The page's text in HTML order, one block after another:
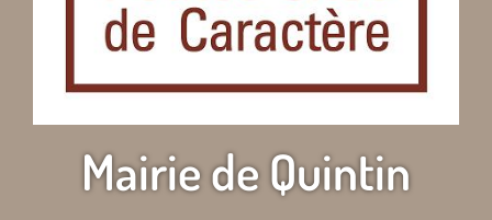
Mairie de Quintin